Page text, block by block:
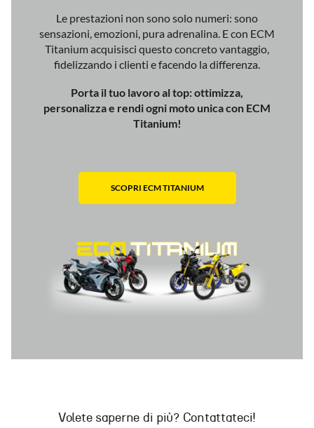
Le prestazioni non sono solo numeri: sono
sensazioni, emozioni, pura adrenalina. E con ECM
Titanium acquisisci questo concreto vantaggio,
fidelizzando i clienti e facendo la differenza.
Porta il tuo lavoro al top: ottimizza,
personalizza e rendi ogni moto unica con ECM
Titanium!
SCOPRI ECM TITANIUM
Volete saperne di più? Contattateci!